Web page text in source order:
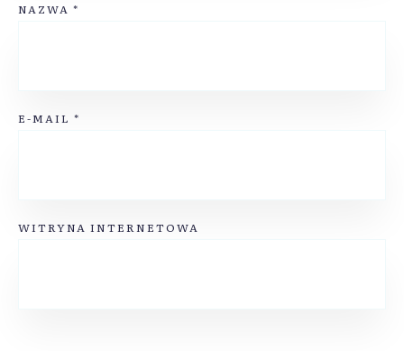
NAZWA *
E-MAIL *
WITRYNA INTERNETOWA